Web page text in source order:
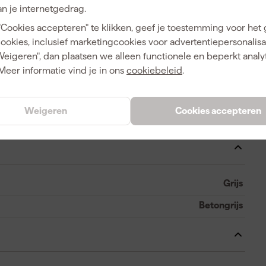
je internetgedrag.
accepteren" te klikken, geef je toestemming voor het
inclusief marketingcookies voor
dan plaatsen we alleen functionele en beperkt
informatie vind je in ons cookiebeleid.
Cookies accepteren
Weigeren
Universeel
Siliconekit, Universelekit
Dekkend
Grijs
Betongrijs